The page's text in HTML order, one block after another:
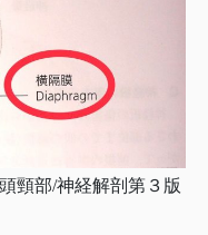
頸部/神経解剖第３版